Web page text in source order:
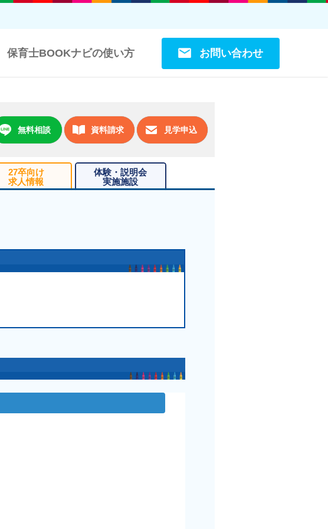
保育士BOOKナビの使い方 お問い合わせ
無料相談 資料請求 見学申込
27卒向け
求人情報
体験・説明会
実施施設